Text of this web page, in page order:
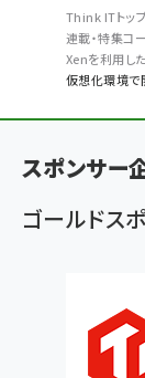
く
ず
Think ITトッ
連載・特集コ
Xenを利用し
仮想化環境で
スポンサー
ゴールドス